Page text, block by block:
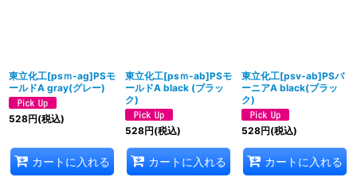
東立化工[psｍ-ag]PSモ
ールドA gray(グレー)
528円(税込)
カートに入れる
東立化工[psｍ-ab]PSモ
ールドA black (ブラッ
ク)
528円(税込)
カートに入れる
東立化工[psv-ab]PSバ
ーニアA black(ブラッ
ク)
528円(税込)
カートに入れる